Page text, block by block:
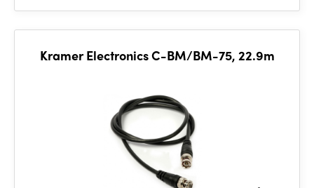
Kramer Electronics C-BM/BM-75, 22.9m